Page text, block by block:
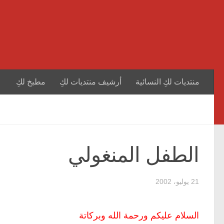
منتديات لكِ النسائية أرشيف منتديات لكِ مطبخ لكِ
الطفل المنغولي
21 يوليو، 2002
السلام عليكم ورحمة الله وبركاتة